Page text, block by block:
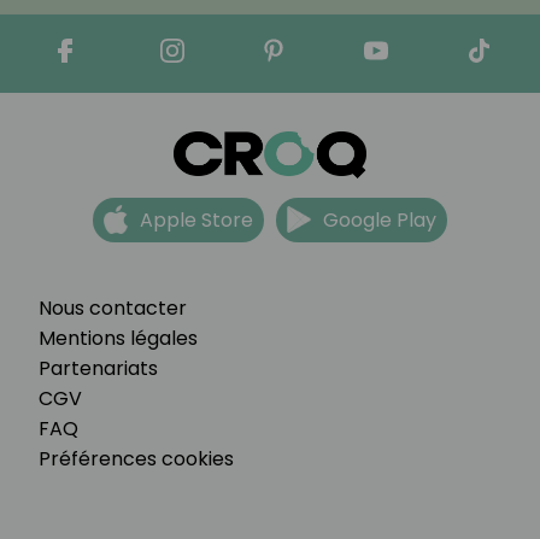
Nous contacter
Mentions légales
Partenariats
CGV
FAQ
Préférences cookies
Apple Store Google Play